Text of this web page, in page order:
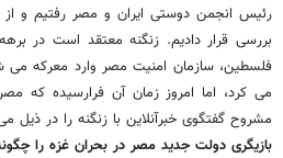
رئیس انجمن دوستی ایران و مصر رفتیم و از
بررسی قرار دادیم. زنگنه معتقد است در
فلسطین، سازمان امنیت مصر وارد معرکه
می کرد، اما امروز زمان آن فرارسیده که
مشروح گفتگوی خبرآنلاین با زنگنه را در ذیل
بازیگری دولت جدید مصر در بحران غزه را